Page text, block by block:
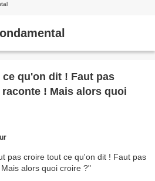
qu'on dit ! Faut pas
! Mais alors quoi